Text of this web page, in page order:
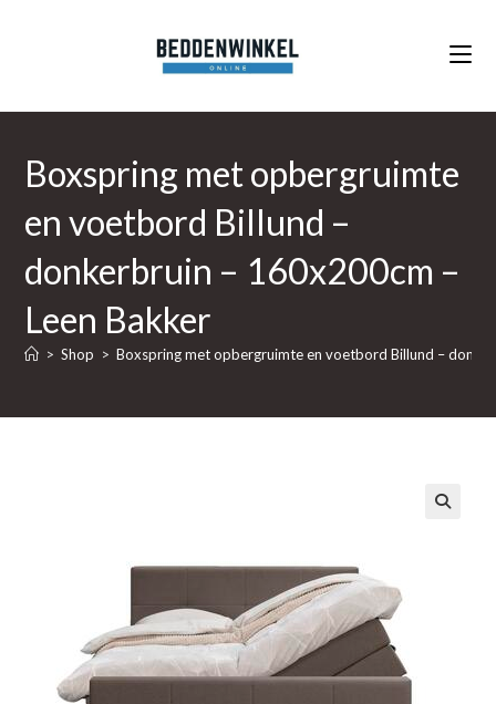
Boxspring met opbergruimte
en voetbord Billund –
donkerbruin – 160x200cm –
Leen Bakker
> Shop > Boxspring met opbergruimte en voetbord Billund –